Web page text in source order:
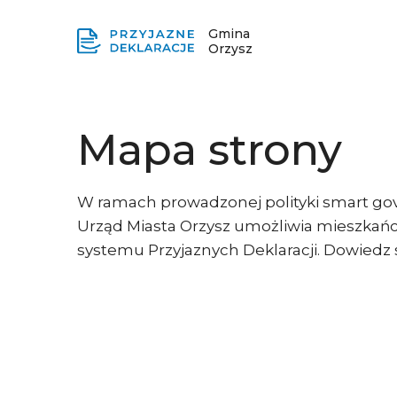
Gmina
Orzysz
Mapa strony
W ramach prowadzonej polityki smart
Urząd Miasta Orzysz umożliwia
systemu Przyjaznych Deklaracji. Dowiedz